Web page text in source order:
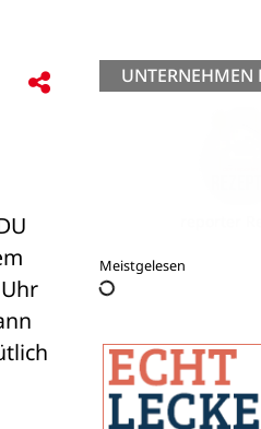
UNTERNEHMEN
Meistgelesen